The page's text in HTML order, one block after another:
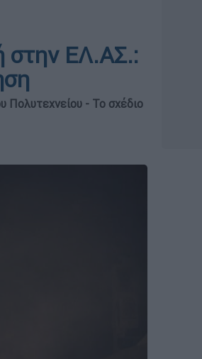
στην ΕΛ.ΑΣ.:
Πολυτεχνείου - Το σχέδιο